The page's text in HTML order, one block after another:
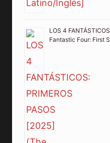
LOS 4
Fantastic Four: First